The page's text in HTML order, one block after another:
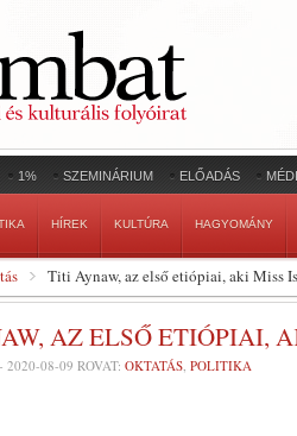
1% SZEMINÁRIUM ELŐADÁS
HÍREK KULTÚRA HAGYOMÁNY
Titi Aynaw, az első etiópiai, aki Miss
AZ ELSŐ ETIÓPIAI,
- 2020-08-09 ROVAT: OKTATÁS, POLITIKA